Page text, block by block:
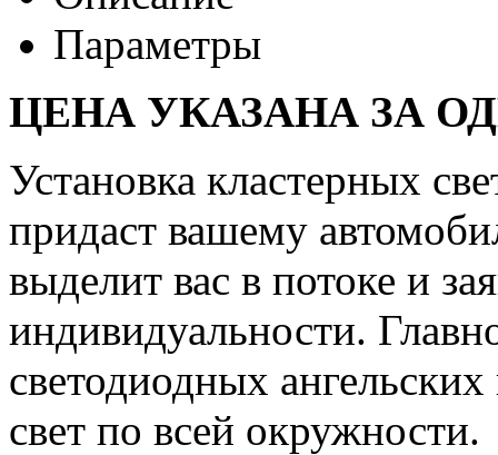
Параметры
ЦЕНА УКАЗАНА ЗА
Установка кластерных
придаст вашему
выделит вас в потоке и
индивидуальности.
светодиодных
свет по всей окружности.